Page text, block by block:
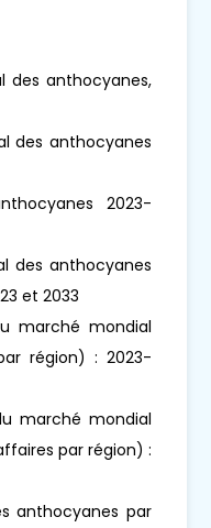
des anthocyanes,
des anthocyanes
2023-
des anthocyanes
et 2033
marché mondial
région) : 2023-
marché mondial
par région) :
anthocyanes par